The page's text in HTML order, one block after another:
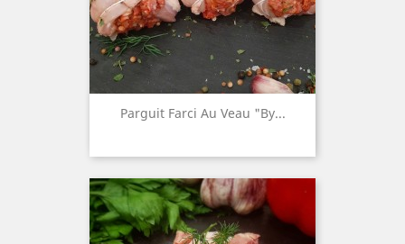
Parguit Farci Au Veau "by...